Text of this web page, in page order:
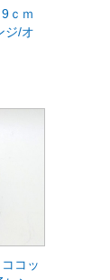
ｃｍ
ジ/オ
コッ